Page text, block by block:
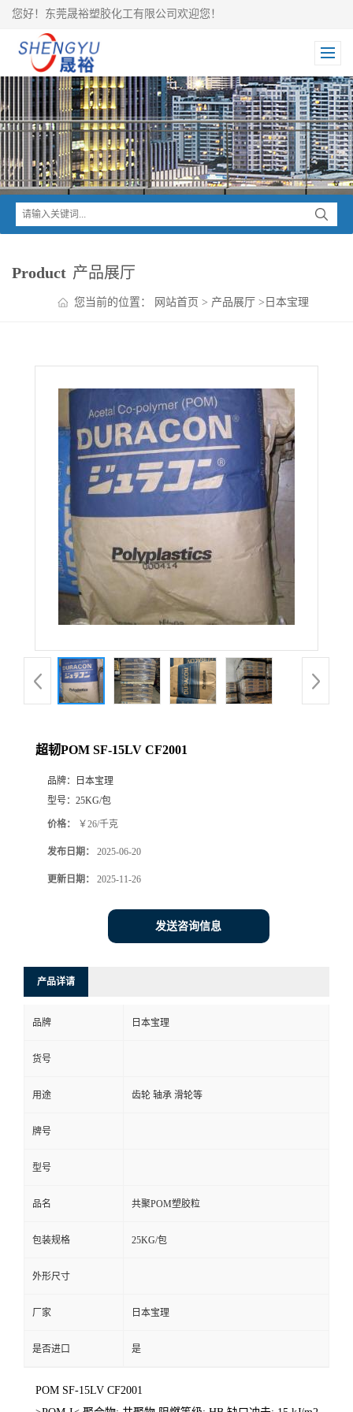
您好！东莞晟裕塑胶化工有限公司欢迎您！
Product 产品展厅
您当前的位置： 网站首页 > 产品展厅 > 日本宝理
超韧POM SF-15LV CF2001
品牌：
日本宝理
型号： 25KG/包
价格： ￥26/千克
发布日期： 2025-06-20
更新日期： 2025-11-26
发送咨询信息
产品详请
品牌 日本宝理
货号
用途 齿轮 轴承 滑轮等
牌号
型号
品名 共聚POM塑胶粒
包装规格 25KG/包
外形尺寸
厂家 日本宝理
是否进口 是
POM SF-15LV CF2001